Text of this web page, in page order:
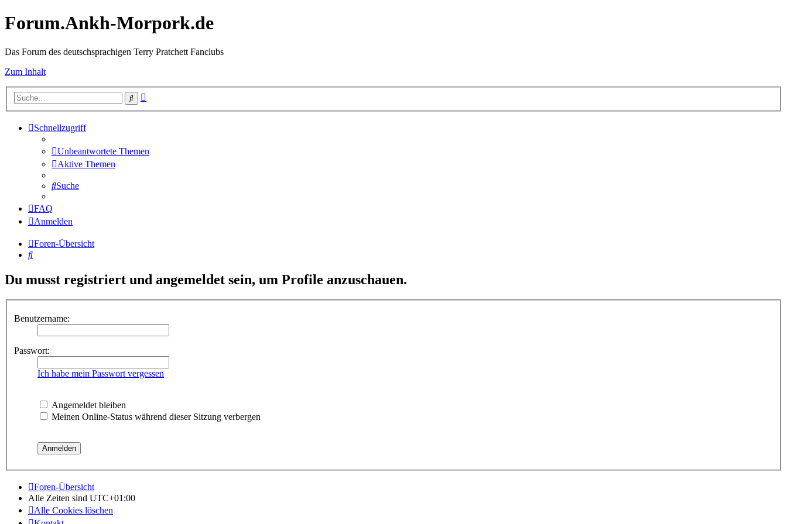
Forum.Ankh-Morpork.de
Das Forum des deutschsprachigen Terry Pratchett Fanclubs
Zum Inhalt
Suche
Schnellzugriff
Unbeantwortete Themen
Aktive Themen
Suche
FAQ
Anmelden
Foren-Übersicht
Suche
Du musst registriert und angemeldet sein, um Profile anzuschauen.
Benutzername:
Passwort:
Ich habe mein Passwort vergessen
Angemeldet bleiben
Meinen Online-Status während dieser Sitzung verbergen
Foren-Übersicht
Alle Zeiten sind UTC+01:00
Alle Cookies löschen